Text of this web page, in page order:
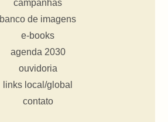
campanhas
banco de imagens
e-books
agenda 2030
ouvidoria
links local/global
contato